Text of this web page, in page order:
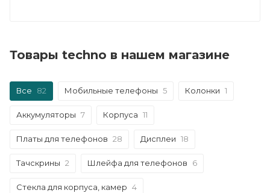
Товары techno в нашем магазине
Все 82 Мобильные телефоны 5 Колонки 1
Аккумуляторы 7 Корпуса 11
Платы для телефонов 28 Дисплеи 18
Тачскрины 2 Шлейфа для телефонов 6
Стекла для корпуса, камер 4